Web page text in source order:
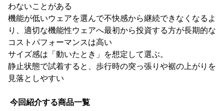
わないことがある
機能が低いウェアを選んで不快感から継続できなくなるよ
り、適切な機能性ウェアへ最初から投資する方が長期的な
コストパフォーマンスは高い
サイズ感は「動いたとき」を想定して選ぶ。
静止状態で試着すると、歩行時の突っ張りや裾の上がりを
見落としやすい
今回紹介する商品一覧